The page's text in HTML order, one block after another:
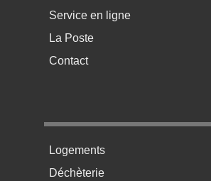
Service en ligne
La Poste
Contact
Menu pratique bas de page 2
Logements
Déchèterie